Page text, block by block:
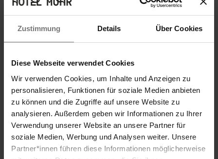
Zustimmung Details Über Cookies
Diese Webseite verwendet Cookies
Wir verwenden Cookies, um Inhalte und Anzeigen zu
personalisieren, Funktionen für soziale Medien anbieten
zu können und die Zugriffe auf unsere Website zu
analysieren. Außerdem geben wir Informationen zu Ihrer
Verwendung unserer Website an unsere Partner für
soziale Medien, Werbung und Analysen weiter. Unsere
Partner*innen führen diese Informationen möglicherweise